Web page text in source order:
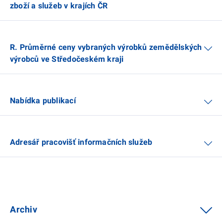
zboží a služeb v krajích ČR
R. Průměrné ceny vybraných výrobků zemědělských
výrobců ve Středočeském kraji
Nabídka publikací
Adresář pracovišť informačních služeb
Archiv